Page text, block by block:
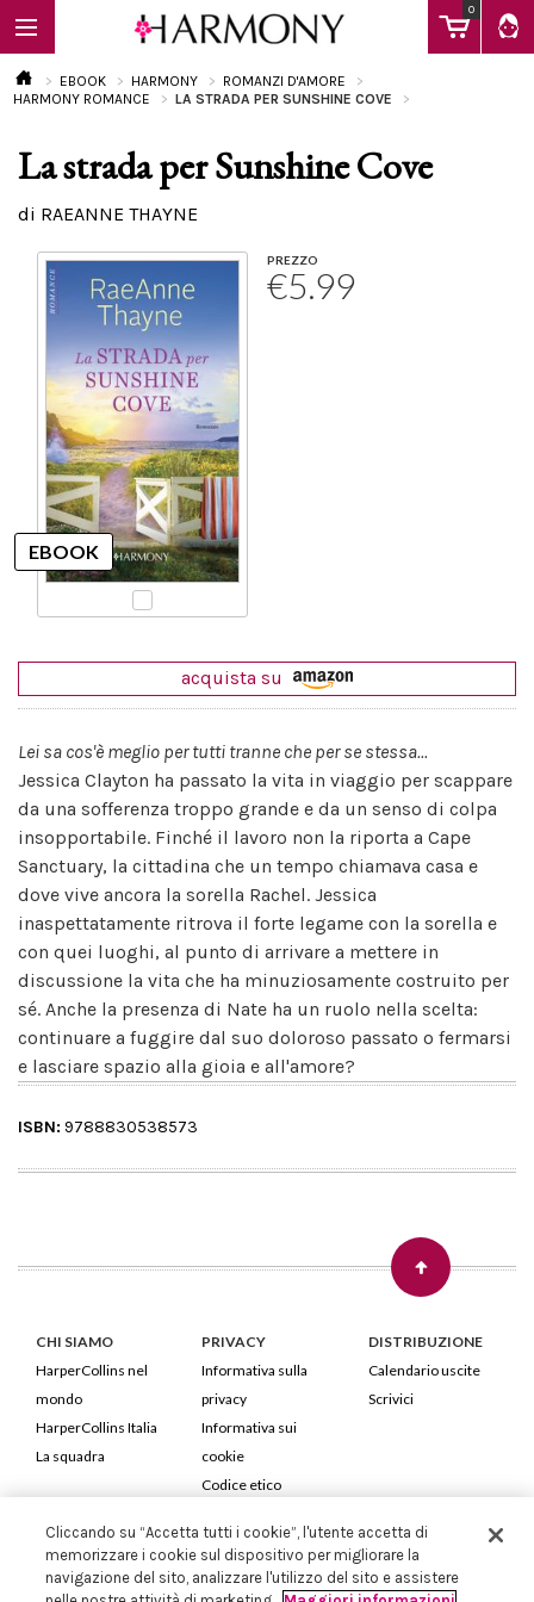
0
EBOOK
EBOOK HARMONY
ROMANZI D'AMORE
HARMONY ROMANCE
LA STRADA PER SUNSHINE COVE
La strada per Sunshine Cove
di RAEANNE THAYNE
PREZZO
€5.99
acquista su
Lei sa cos'è meglio per tutti tranne che per se stessa...
Jessica Clayton ha passato la vita in viaggio per scappare
da una sofferenza troppo grande e da un senso di colpa
insopportabile. Finché il lavoro non la riporta a Cape
Sanctuary, la cittadina che un tempo chiamava casa e
dove vive ancora la sorella Rachel. Jessica
inaspettatamente ritrova il forte legame con la sorella e
con quei luoghi, al punto di arrivare a mettere in
discussione la vita che ha minuziosamente costruito per
sé. Anche la presenza di Nate ha un ruolo nella scelta:
continuare a fuggire dal suo doloroso passato o fermarsi
e lasciare spazio alla gioia e all'amore?
ISBN: 9788830538573
CHI SIAMO
HarperCollins nel
mondo
HarperCollins Italia
La squadra
PRIVACY
Informativa sulla
privacy
Informativa sui
cookie
Codice etico
DISTRIBUZIONE
Calendario uscite
Scrivici
HarperCollins Italia S.p.A. Viale Monte Nero, 84 - 20135 Milano
Cod. Fiscale e P.IVA 05946780151 - Capitale Sociale 258.250 €
Cliccando su “Accetta tutti i cookie”, l'utente accetta di
memorizzare i cookie sul dispositivo per migliorare la
navigazione del sito, analizzare l'utilizzo del sito e assistere